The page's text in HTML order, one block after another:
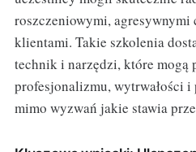
roszczeniowymi,
klientami. Takie szkolenia
technik i narzędzi, które mogą
profesjonalizmu, wytrwałości
mimo wyzwań jakie stawia